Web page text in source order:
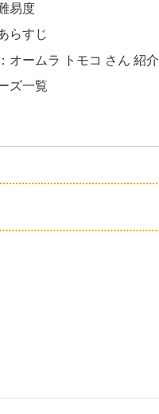
易度
らすじ
オームラ トモコ さん 紹介
ズ一覧